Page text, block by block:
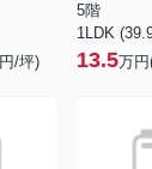
/坪)
5階
1LDK
13.5万円